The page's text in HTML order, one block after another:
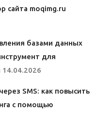
сайта moqimg.ru
базами данных
для
14.04.2026
SMS: как повысить
с помощью